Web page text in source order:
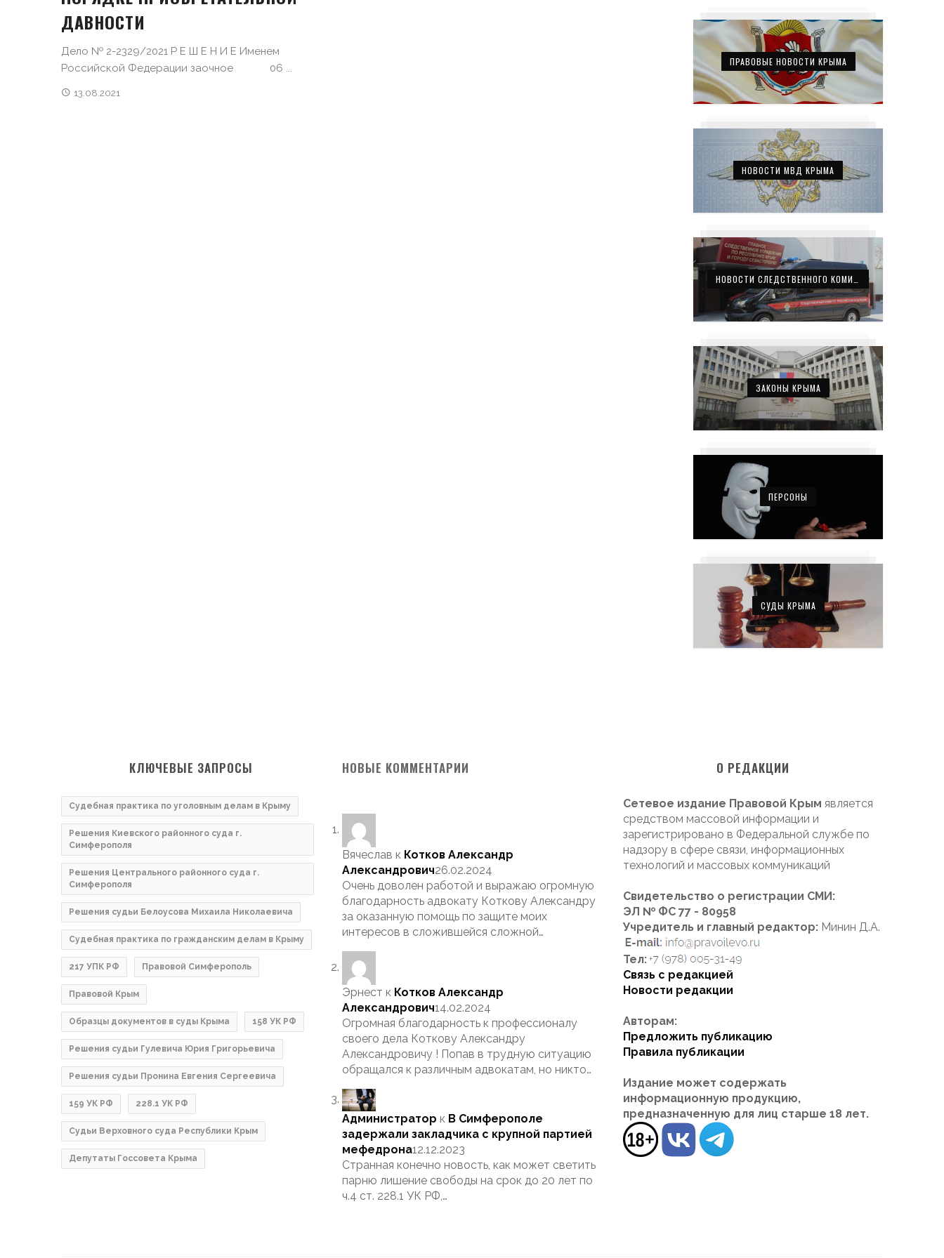
ДАВНОСТИ
Дело № 2-2329/2021 Р Е Ш Е Н И Е Именем
Российской Федерации заочное 06 ...
13.08.2021
ПРАВОВЫЕ НОВОСТИ КРЫМА
НОВОСТИ МВД КРЫМА
ЗАКОНЫ КРЫМА
ПЕРСОНЫ
СУДЫ КРЫМА
КЛЮЧЕВЫЕ ЗАПРОСЫ
Судебная практика по уголовным делам в Крыму
Решения Киевского районного суда г.
Симферополя
Решения Центрального районного суда г.
Симферополя
Решения судьи Белоусова Михаила Николаевича
Судебная практика по гражданским делам в Крыму
217 УПК РФ Правовой Симферополь
Правовой Крым
Образцы документов в суды Крыма 158 УК РФ
Решения судьи Гулевича Юрия Григорьевича
Решения судьи Пронина Евгения Сергеевича
159 УК РФ 228.1 УК РФ
Судьи Верховного суда Республики Крым
Депутаты Госсовета Крыма
НОВЫЕ КОММЕНТАРИИ
Вячеслав к Котков Александр
Александрович26.02.2024
Очень доволен работой и выражаю огромную
благодарность адвокату Коткову Александру
за оказанную помощь по защите моих
интересов в сложившейся сложной…
Эрнест к Котков Александр
Александрович14.02.2024
Огромная благодарность к профессионалу
своего дела Коткову Александру
Александровичу ! Попав в трудную ситуацию
обращался к различным адвокатам, но никто…
Администратор к В Симферополе
задержали закладчика с крупной партией
мефедрона12.12.2023
Странная конечно новость, как может светить
парню лишение свободы на срок до 20 лет по
ч.4 ст. 228.1 УК РФ,…
О РЕДАКЦИИ
Сетевое издание Правовой Крым является
средством массовой информации и
зарегистрировано в Федеральной службе по
надзору в сфере связи, информационных
технологий и массовых коммуникаций
Свидетельство о регистрации СМИ:
ЭЛ № ФС 77 - 80958
Учредитель и главный редактор: Минин Д.А.
Тел:
Связь с редакцией
Новости редакции
Авторам:
Предложить публикацию
Правила публикации
Издание может содержать
информационную продукцию,
предназначенную для лиц старше 18 лет.